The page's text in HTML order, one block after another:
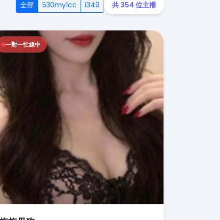
全部 530my1cc i349 共 354 位主播
一對一忙線中